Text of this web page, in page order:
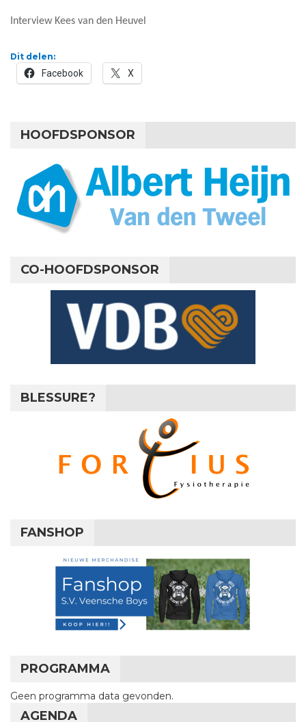
Interview Kees van den Heuvel
Dit delen:
Facebook X
HOOFDSPONSOR
CO-HOOFDSPONSOR
BLESSURE?
FANSHOP
PROGRAMMA
Geen programma data gevonden.
AGENDA